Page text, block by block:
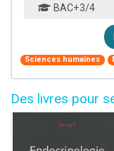
BAC+3/4
Sciences humaines
Des livres pour